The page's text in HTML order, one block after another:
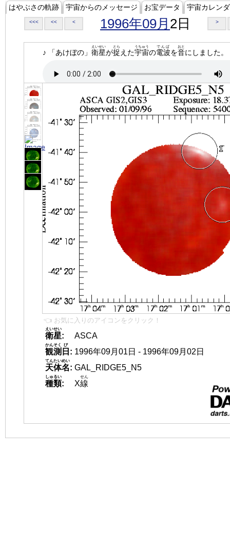
はやぶさの軌跡 宇宙からのメッセージ お宝データ 宇宙カレン
<<< << < 1996年09月 2日 >
♪ 「あけぼの」 衛星
えいせい
が捉
とら
えた宇宙
うちゅう
の電波
でんぱ
を音
おと
にしました。
👈 お気に入りのアイコンをクリック！
衛星
えいせい
:
ASCA
観測
かんそく
日
び
: 1996年09月01日 - 1996年09月02日
天体名
てんたいめい
: GAL_RIDGE5_N5
種類
しゅるい
: X線
せん